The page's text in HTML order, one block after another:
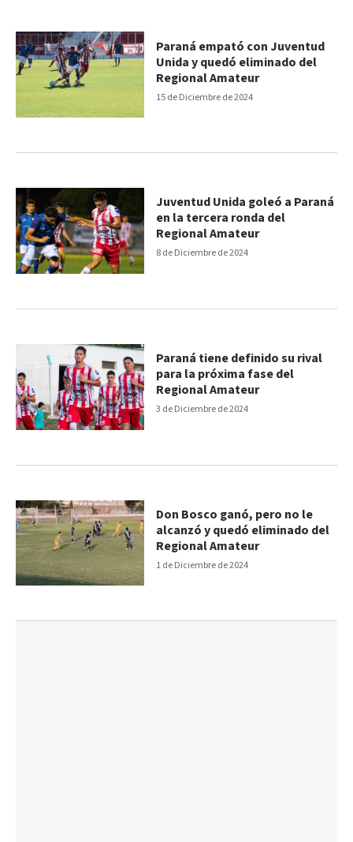
15 de Diciembre de 2024
Paraná empató con Juventud
Unida y quedó eliminado del
Regional Amateur
8 de Diciembre de 2024
Juventud Unida goleó a Paraná
en la tercera ronda del
Regional Amateur
3 de Diciembre de 2024
Paraná tiene definido su rival
para la próxima fase del
Regional Amateur
1 de Diciembre de 2024
Don Bosco ganó, pero no le
alcanzó y quedó eliminado del
Regional Amateur